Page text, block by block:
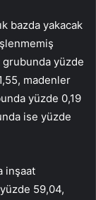
bazda yakacak
yüzde
madenler
yüzde 0,19
ise yüzde
inşaat
59,04,